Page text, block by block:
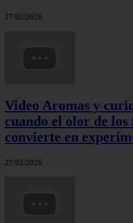
27/02/2026
Video Aromas y
cuando el olor de los
convierte en
27/02/2026